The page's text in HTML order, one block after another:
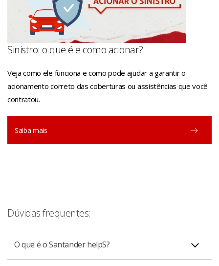
Manual helpS Casa + Pet
Sinistro: o que é e como acionar?
Veja como ele funciona e como pode ajudar a garantir o
acionamento correto das coberturas ou assistências que você
contratou.
Saiba mais
Dúvidas frequentes:
O que é o Santander helpS?